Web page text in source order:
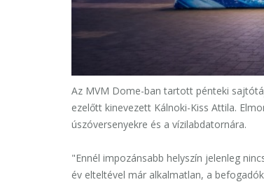
Az MVM Dome-ban tartott pénteki
ezelőtt kinevezett Kálnoki-Kiss Attila.
úszóversenyekre és a vízilabdatornára.
"Ennél impozánsabb helyszín jelenleg
év elteltével már alkalmatlan, a